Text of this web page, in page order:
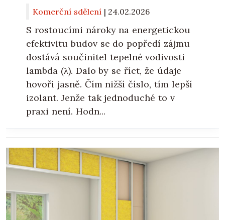
Komerční sdělení | 24.02.2026
S rostoucími nároky na energetickou
efektivitu budov se do popředí zájmu
dostává součinitel tepelné vodivosti
lambda (λ). Dalo by se říct, že údaje
hovoří jasně. Čím nižší číslo, tím lepší
izolant. Jenže tak jednoduché to v
praxi není. Hodn...